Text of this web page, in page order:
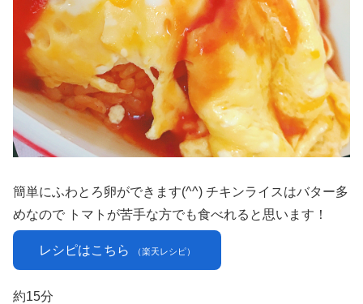
簡単にふわとろ卵ができます(^^) チキンライスはバター多
めなので トマトが苦手な方でも食べれると思います！
レシピはこちら （楽天レシピ）
約15分